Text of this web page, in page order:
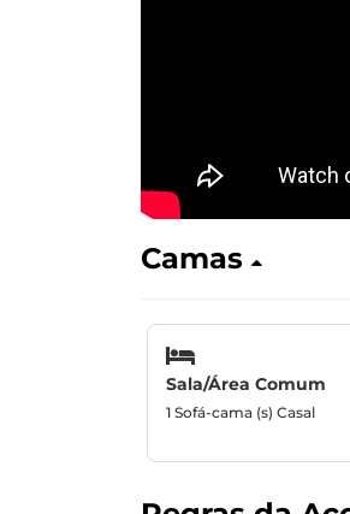
Camas
Sala/Área Comum
1 Sofá-cama (s) Casal